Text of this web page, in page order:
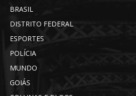
BRASIL
DISTRITO FEDERAL
ESPORTES
POLÍCIA
MUNDO
GOIÁS